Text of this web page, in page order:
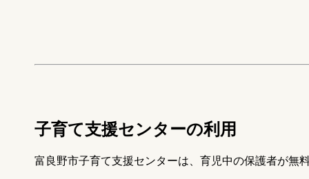
子育て支援センターの利用
富良野市子育て支援センターは、育児中の保護者が無